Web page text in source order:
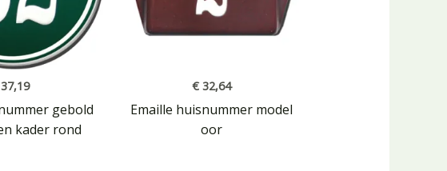
37,19
gebold
kader rond
€32,64
Emaille huisnummer model
oor